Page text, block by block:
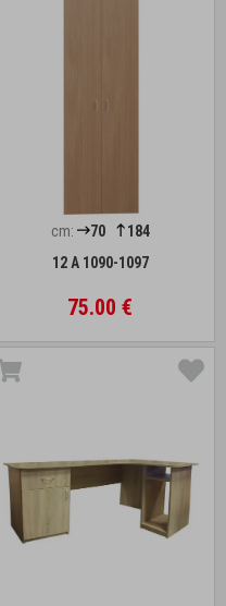
cm: 70
184
12 A 1090-1097
75.00 €